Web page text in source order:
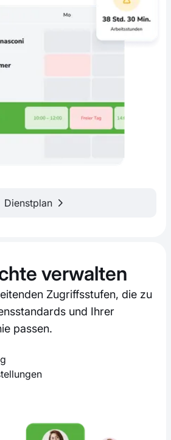
Dienstplan
verwalten
Zugriffsstufen, die zu
und Ihrer
passen.